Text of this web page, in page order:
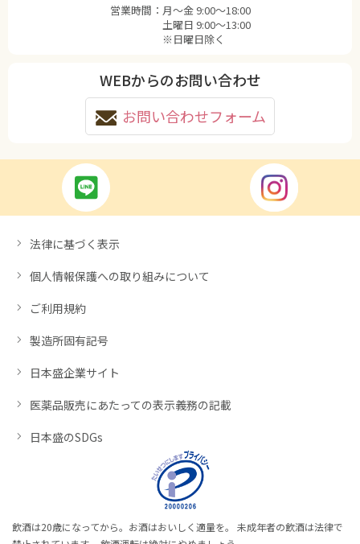
営業時間： 月〜金 9:00〜18:00
土曜日 9:00〜13:00
※日曜日除く
WEBからのお問い合わせ
お問い合わせフォーム
法律に基づく表示
個人情報保護への取り組みについて
ご利用規約
製造所固有記号
日本盛企業サイト
医薬品販売にあたっての表示義務の記載
日本盛のSDGs
飲酒は20歳になってから。お酒はおいしく適量を。 未成年者の飲酒は法律で